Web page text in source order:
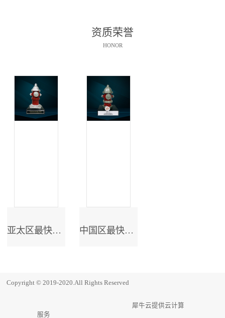
资质荣誉
HONOR
亚太区最快成长奖 中国区最快成长奖
Copyright © 2019-2020.All Rights Reserved
犀牛云提供云计算
服务